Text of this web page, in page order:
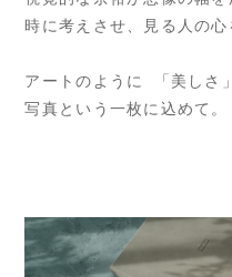
時に考えさせ、見る人の心
アートのように 「美しさ
写真という一枚に込めて。